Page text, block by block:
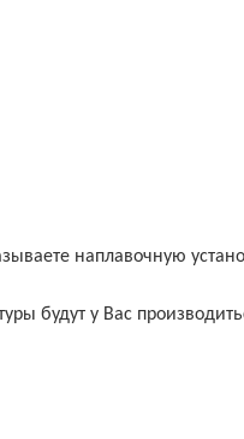
наплавочную
будут у Вас